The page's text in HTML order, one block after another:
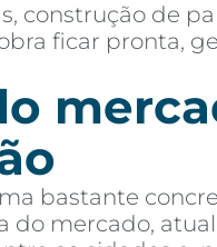
construção de
ficar pronta,
bastante
do mercado,